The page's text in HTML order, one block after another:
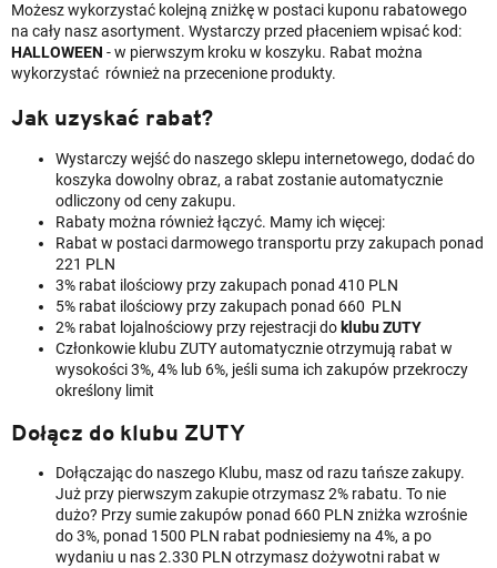
Możesz wykorzystać kolejną zniżkę w postaci kuponu rabatowego
na cały nasz asortyment. Wystarczy przed płaceniem wpisać kod:
HALLOWEEN - w pierwszym kroku w koszyku. Rabat można
wykorzystać również na przecenione produkty.
Jak uzyskać rabat?
Wystarczy wejść do naszego sklepu internetowego, dodać do
koszyka dowolny obraz, a rabat zostanie automatycznie
odliczony od ceny zakupu.
Rabaty można również łączyć. Mamy ich więcej:
Rabat w postaci darmowego transportu przy zakupach ponad
221 PLN
3% rabat ilościowy przy zakupach ponad 410 PLN
5% rabat ilościowy przy zakupach ponad 660 PLN
2% rabat lojalnościowy przy rejestracji do klubu ZUTY
Członkowie klubu ZUTY automatycznie otrzymują rabat w
wysokości 3%, 4% lub 6%, jeśli suma ich zakupów przekroczy
określony limit
Dołącz do klubu ZUTY
Dołączając do naszego Klubu, masz od razu tańsze zakupy.
Już przy pierwszym zakupie otrzymasz 2% rabatu. To nie
dużo? Przy sumie zakupów ponad 660 PLN zniżka wzrośnie
do 3%, ponad 1500 PLN rabat podniesiemy na 4%, a po
wydaniu u nas 2.330 PLN otrzymasz dożywotni rabat w